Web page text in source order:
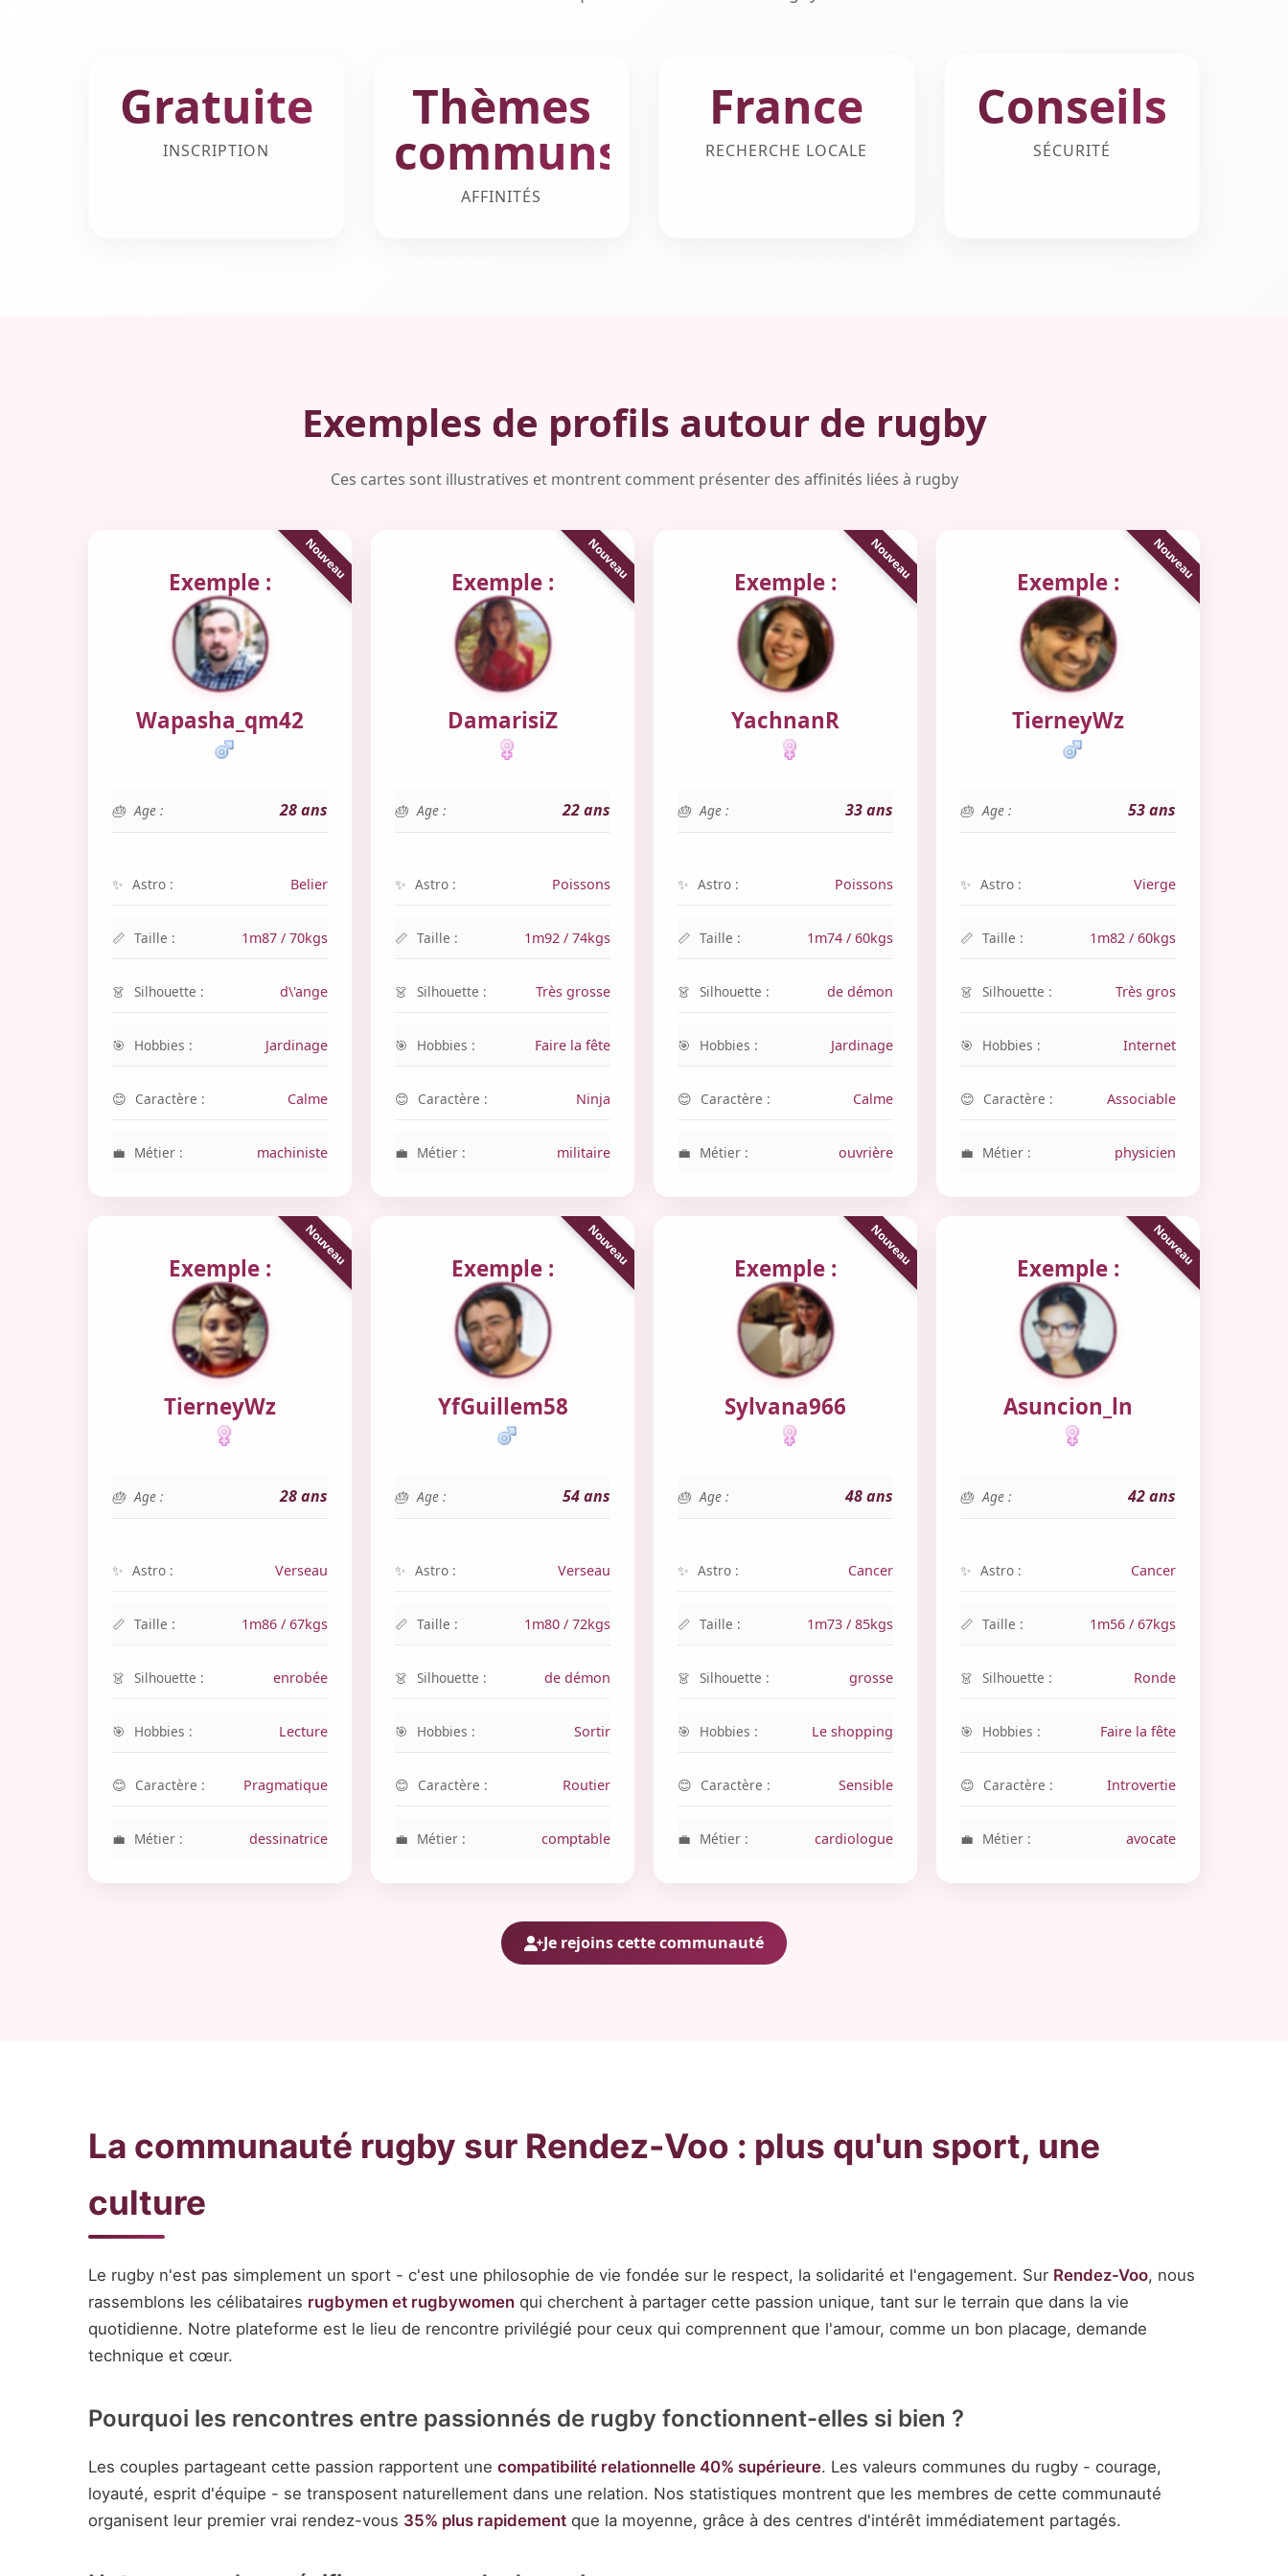
Gratuite
INSCRIPTION
Thèmes
communs
AFFINITÉS
France
RECHERCHE LOCALE
Conseils
SÉCURITÉ
Exemples de profils autour de rugby
Ces cartes sont illustratives et montrent comment présenter des affinités liées à rugby
Exemple :
Wapasha_qm42
Age : 28 ans
Astro : Belier
Taille : 1m87 / 70kgs
Silhouette : d\'ange
Hobbies : Jardinage
Caractère : Calme
Métier : machiniste
Exemple :
DamarisiZ
Age : 22 ans
Astro : Poissons
Taille : 1m92 / 74kgs
Silhouette : Très grosse
Hobbies : Faire la fête
Caractère : Ninja
Métier : militaire
Exemple :
YachnanR
Age : 33 ans
Astro : Poissons
Taille : 1m74 / 60kgs
Silhouette : de démon
Hobbies : Jardinage
Caractère : Calme
Métier : ouvrière
Exemple :
TierneyWz
Age : 53 ans
Astro : Vierge
Taille : 1m82 / 60kgs
Silhouette : Très gros
Hobbies : Internet
Caractère : Associable
Métier : physicien
Exemple :
TierneyWz
Age : 28 ans
Astro : Verseau
Taille : 1m86 / 67kgs
Silhouette : enrobée
Hobbies : Lecture
Caractère : Pragmatique
Métier : dessinatrice
Exemple :
YfGuillem58
Age : 54 ans
Astro : Verseau
Taille : 1m80 / 72kgs
Silhouette : de démon
Hobbies : Sortir
Caractère : Routier
Métier : comptable
Exemple :
Sylvana966
Age : 48 ans
Astro : Cancer
Taille : 1m73 / 85kgs
Silhouette : grosse
Hobbies : Le shopping
Caractère : Sensible
Métier : cardiologue
Exemple :
Asuncion_ln
Age : 42 ans
Astro : Cancer
Taille : 1m56 / 67kgs
Silhouette : Ronde
Hobbies : Faire la fête
Caractère : Introvertie
Métier : avocate
Je rejoins cette communauté
La communauté rugby sur Rendez-Voo : plus qu'un sport, une
culture
Le rugby n'est pas simplement un sport - c'est une philosophie de vie fondée sur le respect, la solidarité et l'engagement. Sur Rendez-Voo, nous
rassemblons les célibataires rugbymen et rugbywomen qui cherchent à partager cette passion unique, tant sur le terrain que dans la vie
quotidienne. Notre plateforme est le lieu de rencontre privilégié pour ceux qui comprennent que l'amour, comme un bon placage, demande
technique et cœur.
Pourquoi les rencontres entre passionnés de rugby fonctionnent-elles si bien ?
Les couples partageant cette passion rapportent une compatibilité relationnelle 40% supérieure. Les valeurs communes du rugby - courage,
loyauté, esprit d'équipe - se transposent naturellement dans une relation. Nos statistiques montrent que les membres de cette communauté
organisent leur premier vrai rendez-vous 35% plus rapidement que la moyenne, grâce à des centres d'intérêt immédiatement partagés.